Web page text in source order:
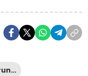
Kejurnas Tarung Derajat Pelajar Kemenpora